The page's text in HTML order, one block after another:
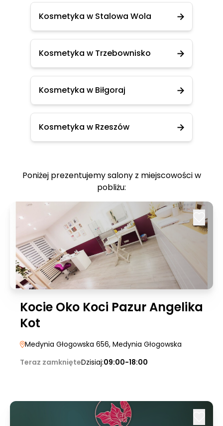
Kosmetyka w Stalowa Wola
Kosmetyka w Trzebownisko
Kosmetyka w Biłgoraj
Kosmetyka w Rzeszów
Poniżej prezentujemy salony z miejscowości w
pobliżu:
Kocie Oko Koci Pazur Angelika
Kot
Medynia Głogowska 656, Medynia Głogowska
Teraz zamknięteDzisiaj:09:00-18:00